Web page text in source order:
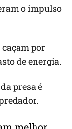
o impulso
por
de energia.
presa é